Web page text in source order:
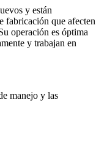
y están
fabricación que afecten
operación es óptima
y trabajan en
manejo y las